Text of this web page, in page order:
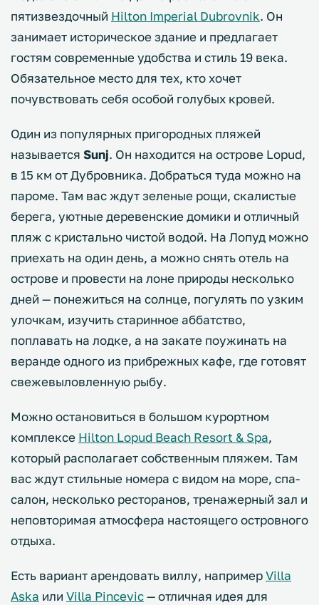
пятизвездочный Hilton Imperial Dubrovnik. Он
занимает историческое здание и предлагает
гостям современные удобства и стиль 19 века.
Обязательное место для тех, кто хочет
почувствовать себя особой голубых кровей.
Один из популярных пригородных пляжей
называется Sunj. Он находится на острове Lopud,
в 15 км от Дубровника. Добраться туда можно на
пароме. Там вас ждут зеленые рощи, скалистые
берега, уютные деревенские домики и отличный
пляж с кристально чистой водой. На Лопуд можно
приехать на один день, а можно снять отель на
острове и провести на лоне природы несколько
дней — понежиться на солнце, погулять по узким
улочкам, изучить старинное аббатство,
поплавать на лодке, а на закате поужинать на
веранде одного из прибрежных кафе, где готовят
свежевыловленную рыбу.
Можно остановиться в большом курортном
комплексе Hilton Lopud Beach Resort & Spa,
который располагает собственным пляжем. Там
вас ждут стильные номера с видом на море, спа-
салон, несколько ресторанов, тренажерный зал и
неповторимая атмосфера настоящего островного
отдыха.
Есть вариант арендовать виллу, напримерVilla
Aska или Villa Pincevic— отличная идея для